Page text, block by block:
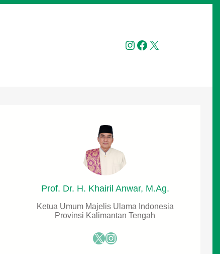
Instagram Facebook X
Prof. Dr. H. Khairil Anwar, M.Ag.
Ketua Umum Majelis Ulama Indonesia
Provinsi Kalimantan Tengah
X Instagram